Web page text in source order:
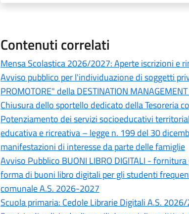
Contenuti correlati
Mensa Scolastica 2026/2027: Aperte iscrizioni e
Avviso pubblico per l'individuazione di soggetti
PROMOTORE" della DESTINATION
Chiusura dello sportello dedicato della Tesoreria
Potenziamento dei servizi socioeducativi
educativa e ricreativa – legge n. 199 del 30
manifestazioni di interesse da parte delle famiglie
Avviso Pubblico BUONI LIBRO DIGITALI -
forma di buoni libro digitali per gli studenti
comunale A.S. 2026-2027
Scuola primaria: Cedole Librarie Digitali A.S.